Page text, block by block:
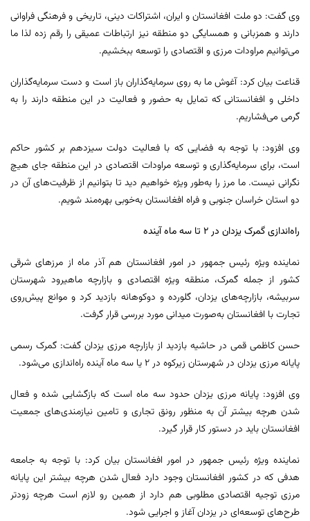
وی گفت: دو ملت افغانستان و ایران، اشتراکات دینی، تاریخی و فرهنگی فراوانی
دارند و همزبانی و همسایگی دو منطقه نیز ارتباطات عمیقی را رقم زده لذا ما
می‌توانیم مراودات مرزی و اقتصادی را توسعه ببخشیم.
قناعت بیان کرد: آغوش ما به روی سرمایه‌گذاران باز است و دست سرمایه‌گذاران
داخلی و افغانستانی که تمایل به حضور و فعالیت در این منطقه دارند را به
گرمی می‌فشاریم.
وی افزود: با توجه به فضایی که با فعالیت دولت سیزدهم بر کشور حاکم
است، برای سرمایه‌گذاری و توسعه مراودات اقتصادی در این منطقه جای هیچ
نگرانی نیست. ما مرز را به‌طور ویژه خواهیم دید تا بتوانیم از ظرفیت‌های آن در
دو استان خراسان جنوبی و فراه افغانستان به‌خوبی بهره‌مند شویم.
راه‌اندازی گمرک یزدان در ۲ تا سه ماه آینده
نماینده ویژه رئیس جمهور در امور افغانستان هم آذر ماه از مرزهای شرقی
کشور از جمله گمرک، منطقه ویژه اقتصادی و بازارچه ماهیرود شهرستان
سربیشه، بازارچه‌های یزدان، گلورده و دوکوهانه بازدید کرد و موانع پیش‌روی
تجارت با افغانستان به‌صورت میدانی مورد بررسی قرار گرفت.
حسن کاظمی قمی در حاشیه بازدید از بازارچه مرزی یزدان گفت: گمرک رسمی
پایانه مرزی یزدان در شهرستان زیرکوه در ۲ یا سه ماه آینده راه‌اندازی می‌شود.
وی افزود: پایانه مرزی یزدان حدود سه ماه است که بازگشایی شده و فعال
شدن هرچه بیشتر آن به منظور رونق تجاری و تامین نیازمندی‌های جمعیت
افغانستان باید در دستور کار قرار گیرد.
نماینده ویژه رئیس جمهور در امور افغانستان بیان کرد: با توجه به جامعه
هدفی که در کشور افغانستان وجود دارد فعال شدن هرچه بیشتر این پایانه
مرزی توجیه اقتصادی مطلوبی هم دارد از همین رو لازم است هرچه زودتر
طرح‌های توسعه‌ای در یزدان آغاز و اجرایی شود.